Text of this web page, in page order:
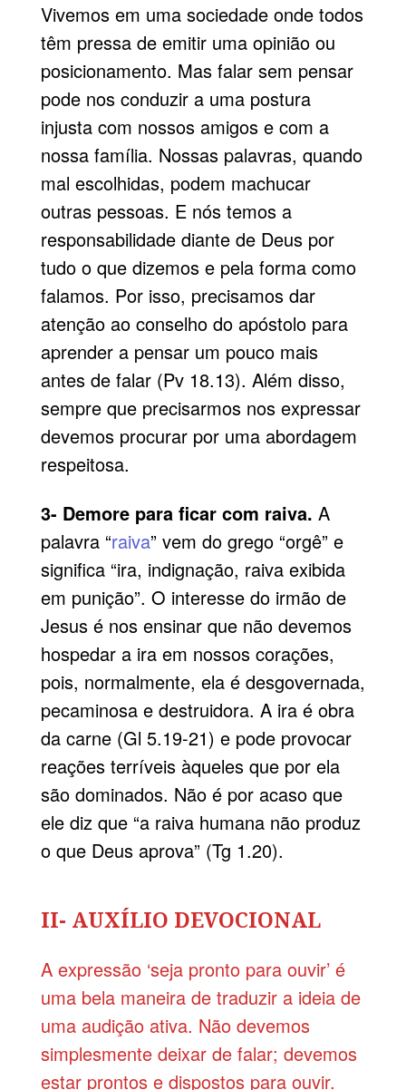
Vivemos em uma sociedade onde todos
têm pressa de emitir uma opinião ou
posicionamento. Mas falar sem pensar
pode nos conduzir a uma postura
injusta com nossos amigos e com a
nossa família. Nossas palavras, quando
mal escolhidas, podem machucar
outras pessoas. E nós temos a
responsabilidade diante de Deus por
tudo o que dizemos e pela forma como
falamos. Por isso, precisamos dar
atenção ao conselho do apóstolo para
aprender a pensar um pouco mais
antes de falar (Pv 18.13). Além disso,
sempre que precisarmos nos expressar
devemos procurar por uma abordagem
respeitosa.
3- Demore para ficar com raiva. A
palavra “raiva” vem do grego “orgê” e
significa “ira, indignação, raiva exibida
em punição”. O interesse do irmão de
Jesus é nos ensinar que não devemos
hospedar a ira em nossos corações,
pois, normalmente, ela é desgovernada,
pecaminosa e destruidora. A ira é obra
da carne (Gl 5.19-21) e pode provocar
reações terríveis àqueles que por ela
são dominados. Não é por acaso que
ele diz que “a raiva humana não produz
o que Deus aprova” (Tg 1.20).
II- AUXÍLIO DEVOCIONAL
A expressão ‘seja pronto para ouvir’ é
uma bela maneira de traduzir a ideia de
uma audição ativa. Não devemos
simplesmente deixar de falar; devemos
estar prontos e dispostos para ouvir.